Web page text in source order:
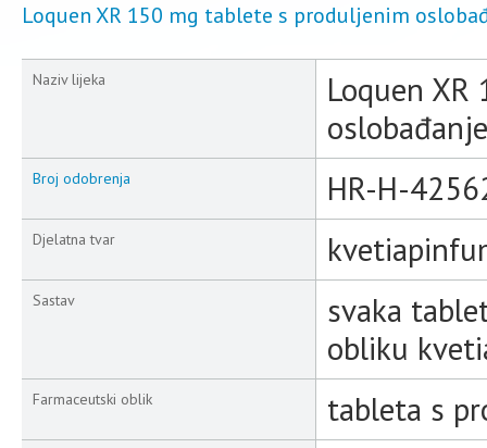
Loquen XR 150 mg tablete s produljenim
Naziv lijeka
Loquen
Broj odobrenja HR-H-
Djelatna tvar
Sastav
svaka
obliku
Farmaceutski oblik tableta s